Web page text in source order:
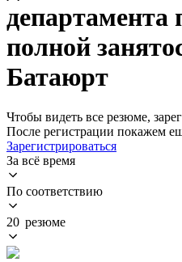
департамента
полной
Батаюрт
Чтобы видеть все резюме,
После регистрации покажем
Зарегистрироваться
За всё время
По соответствию
20 резюме